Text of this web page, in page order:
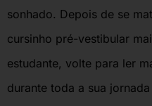
sonhado. Depois de se
cursinho pré-vestibular
estudante, volte para ler
durante toda a sua